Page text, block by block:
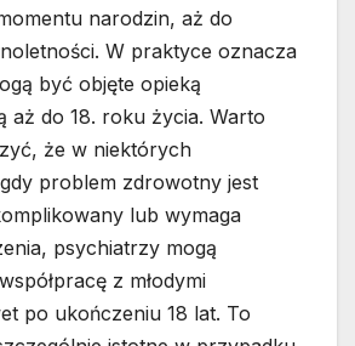
narodzin, aż do
W praktyce oznacza
być objęte opieką
aż do 18. roku życia. Warto
że w niektórych
problem zdrowotny jest
lub wymaga
psychiatrzy mogą
z młodymi
po ukończeniu 18 lat. To